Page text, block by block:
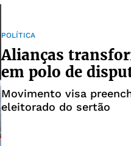
POLÍTICA
Alianças
em polo de
Movimento visa
eleitorado do sertão